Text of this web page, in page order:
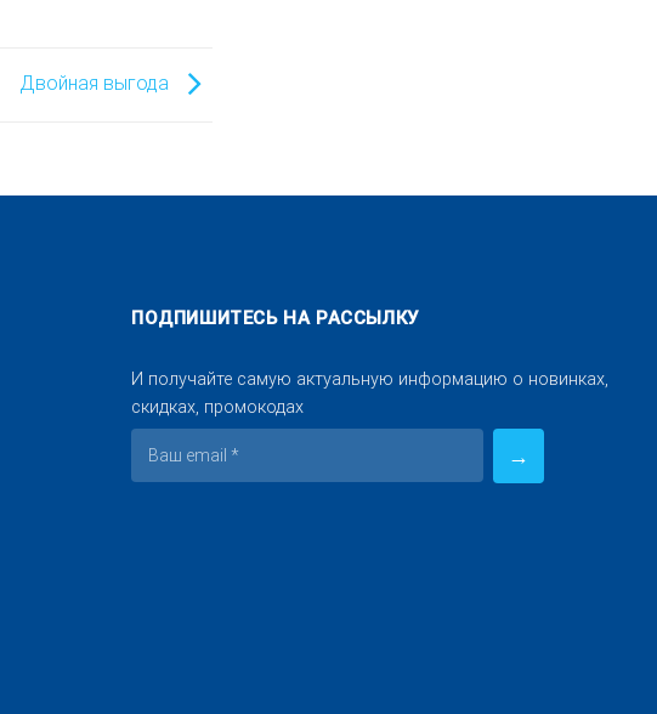
Двойная выгода
ПОДПИШИТЕСЬ НА РАССЫЛКУ
И получайте самую актуальную информацию о новинках,
скидках, промокодах